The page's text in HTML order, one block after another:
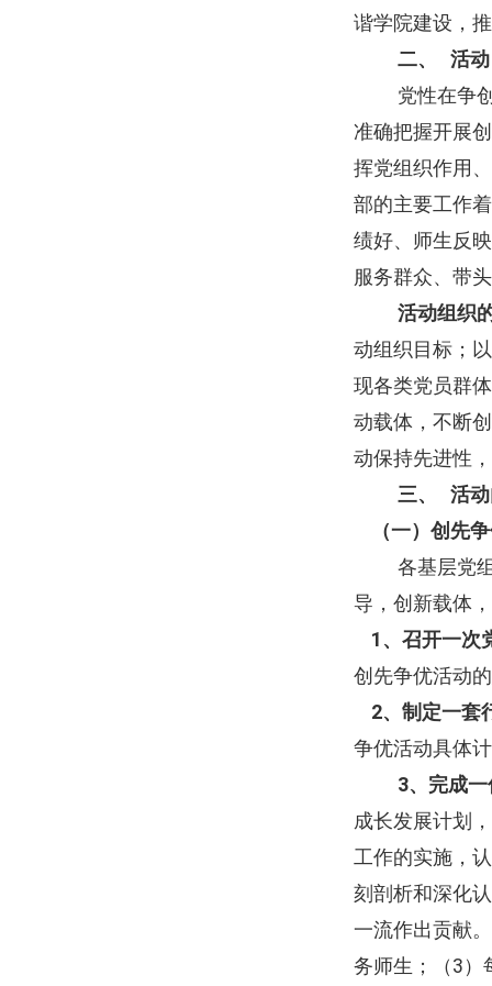
谐学院建设，
二、
活
党性在争
准确把握开展
挥党组织作用
部的主要工作
绩好、师生反
服务群众、带
活动组织
动组织目标；
现各类党员群
动载体，不断
动保持先进性
三、
活
（一）创先
各基层党
导，创新载体
1 、召开一次
创先争优活动
2、制定一套
争优活动具体
3、完成
成长发展计划
工作的实施，
刻剖析和深化
一流作出贡献
务师生；（3）